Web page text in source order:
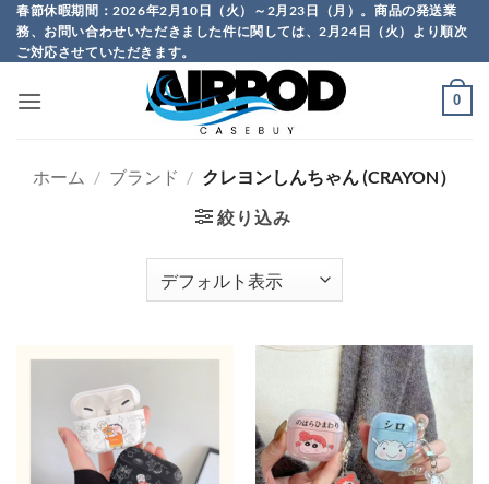
Skip
content
春節休暇期間：2026年2月10日（火）～2月23日（月）。商品の発送業
務、お問い合わせいただきました件に関しては、2月24日（火）より順次
ご対応させていただきます。
0
ホーム / ブランド / クレヨンしんちゃん (CRAYON）
絞り込み